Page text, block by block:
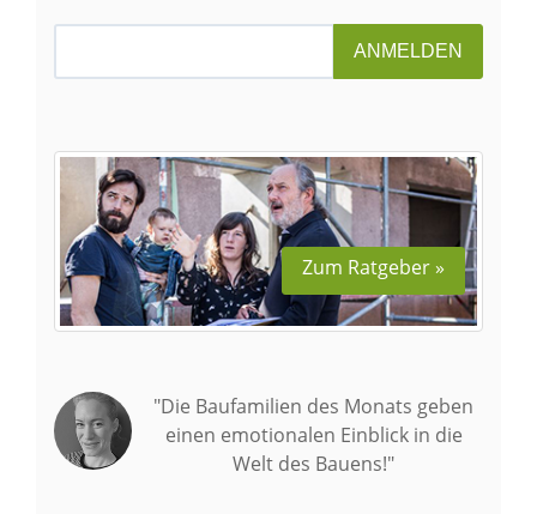
ANMELDEN
Zum Ratgeber »
"Die Baufamilien des Monats geben
einen emotionalen Einblick in die
Welt des Bauens!"